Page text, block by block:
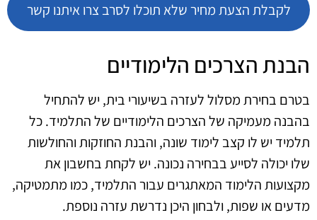
לקבלת הצעת מחיר שלא תוכלו לסרב צרו איתנו קשר
הבנת הצרכים הלימודיים
בטרם בחירת מסלול לעזרה בשיעורי בית, יש להתחיל
בהבנה מעמיקה של הצרכים הלימודיים של התלמיד. כל
תלמיד יש לו קצב לימוד שונה, והבנת החוזקות והחולשות
שלו יכולה לסייע בבחירה נכונה. יש לקחת בחשבון את
מקצועות הלימוד המאתגרים עבור התלמיד, כמו מתמטיקה,
מדעים או שפות, ולבחון היכן נדרשת עזרה נוספת.